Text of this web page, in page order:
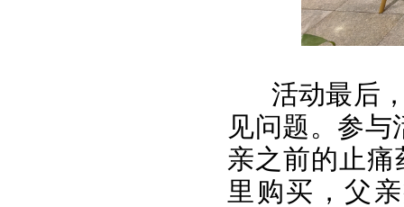
活动最后
见问题。参
亲之前的止
里购买，父